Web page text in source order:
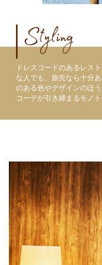
ドレスコードのあるレス
な人でも、旅先なら十分
のある色やデザインのほ
コーデが引き締まるモノト